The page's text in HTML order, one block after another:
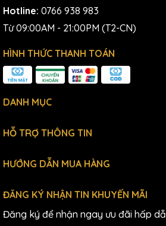
Hotline: 0766 938 983
Từ 09:00AM - 21:00PM (T2-CN)
HÌNH THỨC THANH TOÁN
DANH MỤC
HỖ TRỢ THÔNG TIN
HƯỚNG DẪN MUA HÀNG
ĐĂNG KÝ NHẬN TIN KHUYẾN MÃI
Đăng ký để nhận ngay ưu đãi hấp